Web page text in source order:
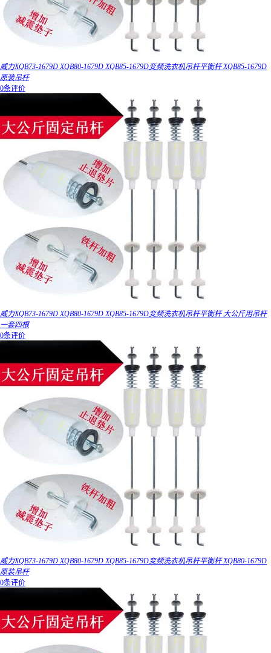
威力XQB73-1679D XQB80-1679D XQB85-1679D变频洗衣机吊杆平衡杆 XQB85-1679D
原装吊杆
0条评价
威力XQB73-1679D XQB80-1679D XQB85-1679D变频洗衣机吊杆平衡杆 大公斤用吊杆
一套四根
0条评价
威力XQB73-1679D XQB80-1679D XQB85-1679D变频洗衣机吊杆平衡杆 XQB80-1679D
原装吊杆
0条评价